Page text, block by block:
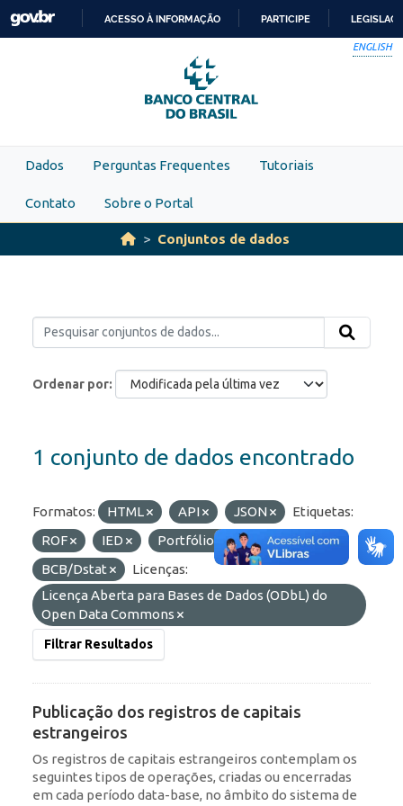
Skip to main content
PARA
O
CONTEÚDO
ACESSO À INFORMAÇÃO PARTICIPE
ENGLISH
Dados Perguntas Frequentes Tutoriais
Contato Sobre o Portal
Conjuntos de dados
Ordenar por
1 conjunto de dados encontrado
Formatos: HTML API JSON
Etiquetas:
ROF
IED Portfólio
Organizações:
BCB/Dstat
Licenças:
Licença Aberta para Bases de Dados (ODbL) do
Open Data Commons
Filtrar Resultados
Publicação dos registros de capitais
estrangeiros
Os registros de capitais estrangeiros contemplam os
seguintes tipos de operações, criadas ou encerradas
em cada período data-base, no âmbito do sistema de